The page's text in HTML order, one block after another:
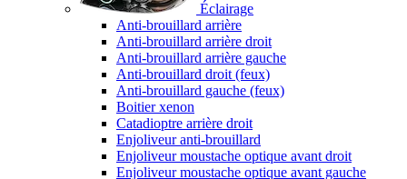
Éclairage
Anti-brouillard arrière
Anti-brouillard arrière droit
Anti-brouillard arrière gauche
Anti-brouillard droit (feux)
Anti-brouillard gauche (feux)
Boitier xenon
Catadioptre arrière droit
Enjoliveur anti-brouillard
Enjoliveur moustache optique avant droit
Enjoliveur moustache optique avant gauche